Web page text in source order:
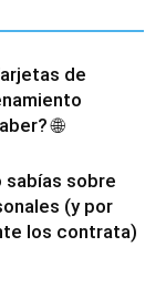
de
🌐
sabías sobre
(y por
los contrata)